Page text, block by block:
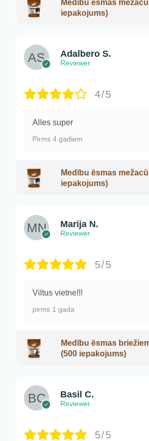
Medību ēsmas
iepakojums)
Adalbero S.
Reviewer
4/5
Alles super
Pirms 4 gadiem
Medību ēsmas
iepakojums)
Marija N.
Reviewer
5/5
Viltus vietne!!!
pirms 1 gada
Medību ēsmas
(500 iepakojums)
Basil C.
Reviewer
5/5